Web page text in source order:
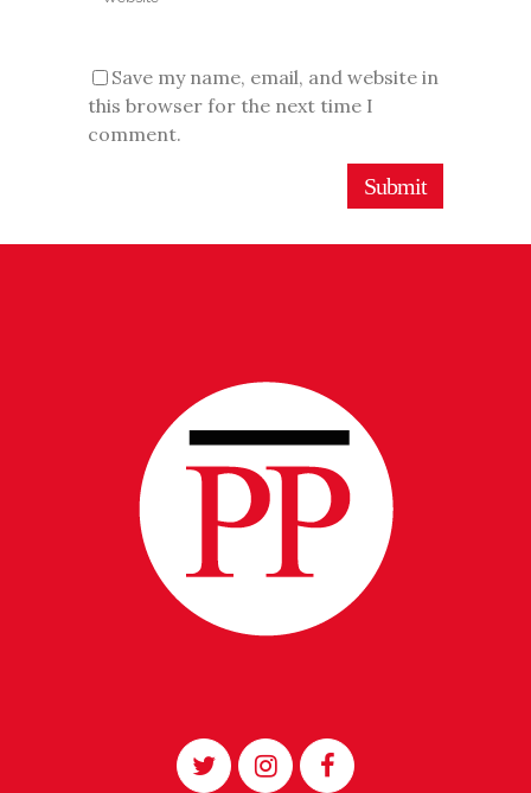
Save my name, email, and website in
this browser for the next time I
comment.